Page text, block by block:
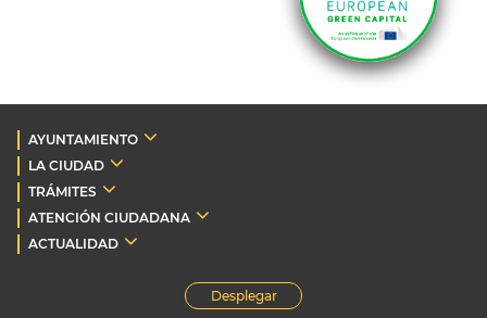
AYUNTAMIENTO
LA CIUDAD
TRÁMITES
ATENCIÓN CIUDADANA
ACTUALIDAD
Desplegar